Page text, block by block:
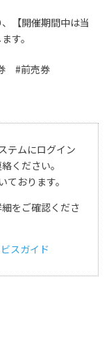
【開催期間中は当
す。
#前売券
テムにログイン
ください。
おります。
をご確認くださ
スガイド